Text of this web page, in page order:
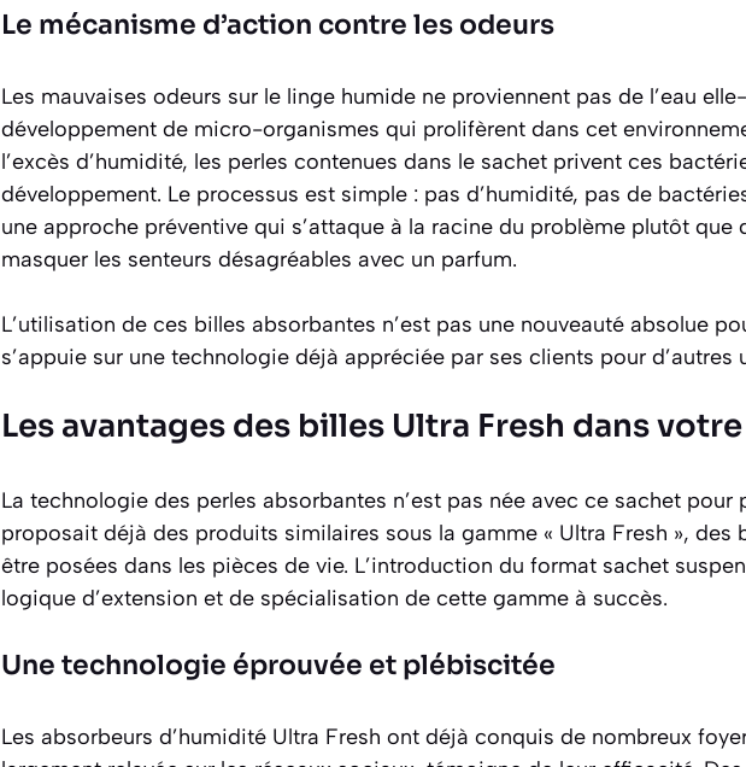
Le mécanisme d’action contre les odeurs
Les mauvaises odeurs sur le linge humide ne proviennent pas de l’eau
développement de micro-organismes qui prolifèrent dans cet
l’excès d’humidité, les perles contenues dans le sachet privent ces
développement. Le processus est simple : pas d’humidité, pas de
une approche préventive qui s’attaque à la racine du problème plutôt que
masquer les senteurs désagréables avec un parfum.
L’utilisation de ces billes absorbantes n’est pas une nouveauté absolue
s’appuie sur une technologie déjà appréciée par ses clients pour d’autres
Les avantages des billes Ultra Fresh dans
La technologie des perles absorbantes n’est pas née avec ce sachet pour
proposait déjà des produits similaires sous la gamme « Ultra Fresh », des
être posées dans les pièces de vie. L’introduction du format sachet
logique d’extension et de spécialisation de cette gamme à succès.
Une technologie éprouvée et plébiscitée
Les absorbeurs d’humidité Ultra Fresh ont déjà conquis de nombreux